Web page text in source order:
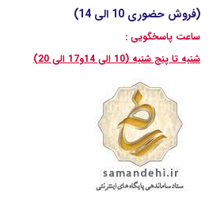
(فروش حضوری 10 الی 14)
ساعت پاسخگویی :
شنبه تا پنج شنبه (10 الی 14و17 الی 20)